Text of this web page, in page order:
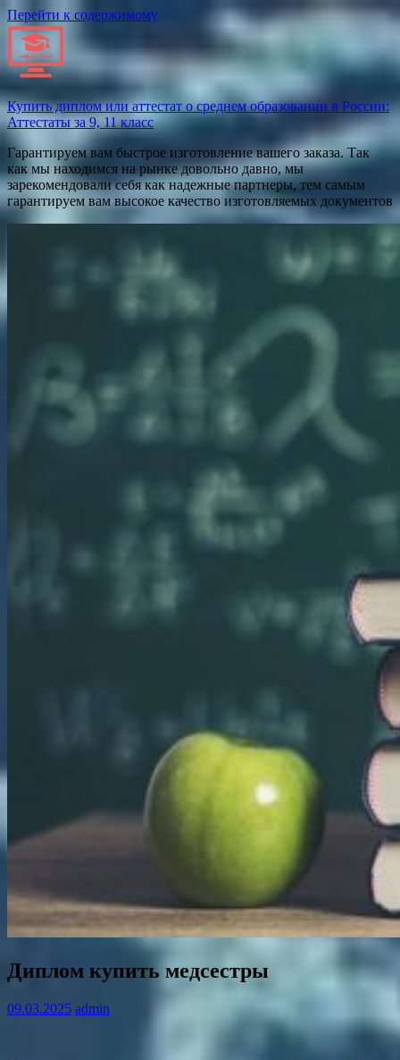
Перейти к содержимому
Купить диплом или аттестат о среднем образовании в России:
Аттестаты за 9, 11 класс
Гарантируем вам быстрое изготовление вашего заказа. Так
как мы находимся на рынке довольно давно, мы
зарекомендовали себя как надежные партнеры, тем самым
гарантируем вам высокое качество изготовляемых документов
Диплом купить медсестры
09.03.2025 admin